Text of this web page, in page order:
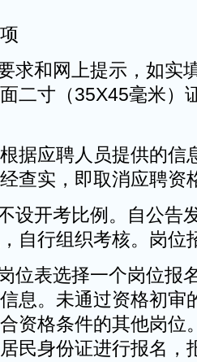
求和网上提示，如实
二寸（35X45毫米）
据应聘人员提供的信
查实，即取消应聘资
设开考比例。自公告
自行组织考核。岗位
位表选择一个岗位报
息。未通过资格初审
资格条件的其他岗位
民身份证进行报名，